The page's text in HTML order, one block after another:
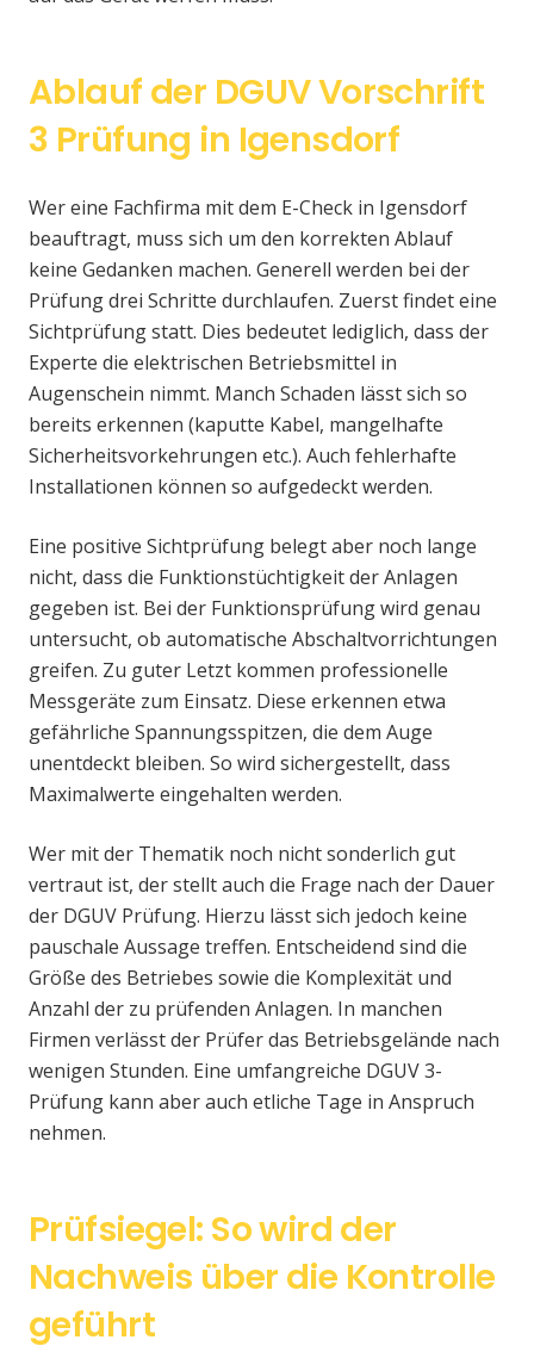
Ablauf der DGUV Vorschrift
3 Prüfung in Igensdorf
Wer eine Fachfirma mit dem E-Check in Igensdorf
beauftragt, muss sich um den korrekten Ablauf
keine Gedanken machen. Generell werden bei der
Prüfung drei Schritte durchlaufen. Zuerst findet eine
Sichtprüfung statt. Dies bedeutet lediglich, dass der
Experte die elektrischen Betriebsmittel in
Augenschein nimmt. Manch Schaden lässt sich so
bereits erkennen (kaputte Kabel, mangelhafte
Sicherheitsvorkehrungen etc.). Auch fehlerhafte
Installationen können so aufgedeckt werden.
Eine positive Sichtprüfung belegt aber noch lange
nicht, dass die Funktionstüchtigkeit der Anlagen
gegeben ist. Bei der Funktionsprüfung wird genau
untersucht, ob automatische Abschaltvorrichtungen
greifen. Zu guter Letzt kommen professionelle
Messgeräte zum Einsatz. Diese erkennen etwa
gefährliche Spannungsspitzen, die dem Auge
unentdeckt bleiben. So wird sichergestellt, dass
Maximalwerte eingehalten werden.
Wer mit der Thematik noch nicht sonderlich gut
vertraut ist, der stellt auch die Frage nach der Dauer
der DGUV Prüfung. Hierzu lässt sich jedoch keine
pauschale Aussage treffen. Entscheidend sind die
Größe des Betriebes sowie die Komplexität und
Anzahl der zu prüfenden Anlagen. In manchen
Firmen verlässt der Prüfer das Betriebsgelände nach
wenigen Stunden. Eine umfangreiche DGUV 3-
Prüfung kann aber auch etliche Tage in Anspruch
nehmen.
Prüfsiegel: So wird der
Nachweis über die Kontrolle
geführt